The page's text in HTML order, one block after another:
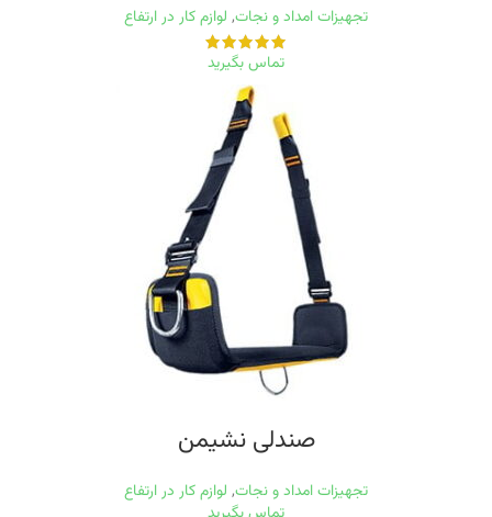
تجهیزات امداد و نجات, لوازم کار در ارتفاع
تماس بگیرید
صندلی نشيمن
تجهیزات امداد و نجات, لوازم کار در ارتفاع